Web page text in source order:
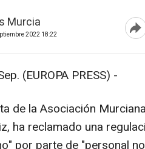
Murcia
2022 18:22
(EUROPA PRESS) -
de la Asociación
ha reclamado una
por parte de "personal